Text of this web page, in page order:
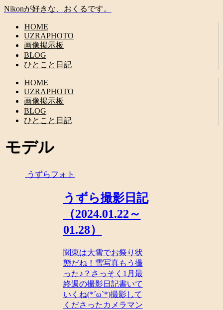
Nikonが好きな、おくるです。
HOME
UZRAPHOTO
画像掲示板
BLOG
ひとこと日記
HOME
UZRAPHOTO
画像掲示板
BLOG
ひとこと日記
モデル
うずらフォト
うずら撮影日記
（2024.01.22～
01.28）
関東は大雪でお祭り状
態だね！雪写真もう撮
った♪？さっそく1月最
終週の撮影日記書いて
いくね(*´ω`*)撮影して
くださったカメラマン